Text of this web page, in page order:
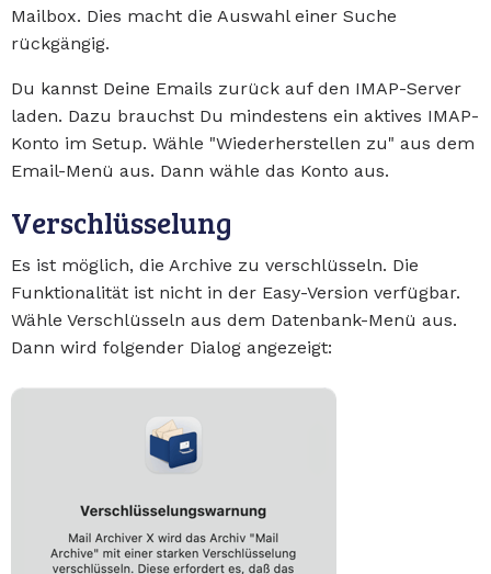
Mailbox. Dies macht die Auswahl einer Suche
rückgängig.
Du kannst Deine Emails zurück auf den IMAP-Server
laden. Dazu brauchst Du mindestens ein aktives IMAP-
Konto im Setup. Wähle "Wiederherstellen zu" aus dem
Email-Menü aus. Dann wähle das Konto aus.
Verschlüsselung
Es ist möglich, die Archive zu verschlüsseln. Die
Funktionalität ist nicht in der Easy-Version verfügbar.
Wähle Verschlüsseln aus dem Datenbank-Menü aus.
Dann wird folgender Dialog angezeigt: